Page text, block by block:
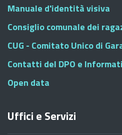
Manuale d'identità visiva
Consiglio comunale dei
CUG - Comitato Unico di
Contatti del DPO e
Open data
Uffici e Servizi